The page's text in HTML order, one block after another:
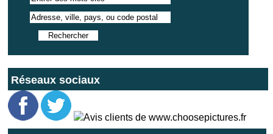
Réseaux sociaux